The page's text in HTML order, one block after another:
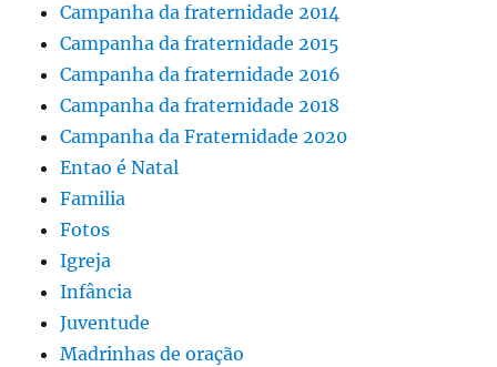
Campanha da fraternidade 2014
Campanha da fraternidade 2015
Campanha da fraternidade 2016
Campanha da fraternidade 2018
Campanha da Fraternidade 2020
Entao é Natal
Familia
Fotos
Igreja
Infância
Juventude
Madrinhas de oração